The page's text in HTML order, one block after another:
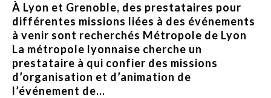
À Lyon et Grenoble, des prestataires pour
différentes missions liées à des événements
à venir sont recherchés Métropole de Lyon
La métropole lyonnaise cherche un
prestataire à qui confier des missions
d’organisation et d’animation de
l’événement de...